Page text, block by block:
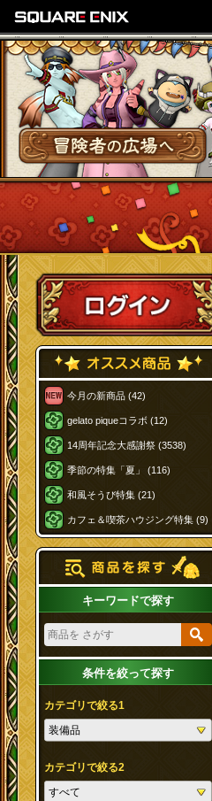
今月の新商品 (42)
gelato piqueコラボ (12)
14周年記念大感謝祭 (3538)
季節の特集「夏」 (116)
和風そうび特集 (21)
カフェ＆喫茶ハウジング特集 (9)
キーワードで探す
条件を絞って探す
カテゴリで絞る1
カテゴリで絞る2